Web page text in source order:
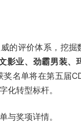
的评价体系，挖掘
影业、劲霸男装、
名单将在第五届
化转型标杆。
与奖项详情。